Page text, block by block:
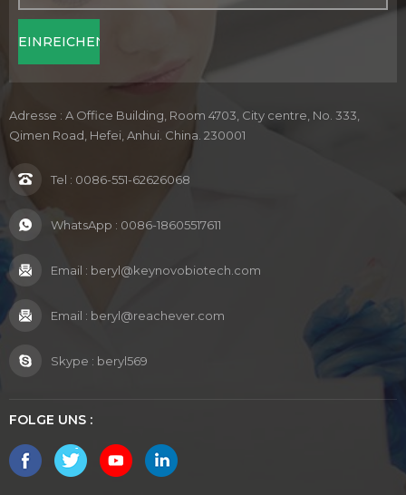
Adresse : A Office Building, Room 4703, City centre, No. 333,
Qimen Road, Hefei, Anhui. China. 230001
Tel : 0086-551-62626068
WhatsApp : 0086-18605517611
Email : beryl@keynovobiotech.com
Email : beryl@reachever.com
Skype : beryl569
FOLGE UNS :